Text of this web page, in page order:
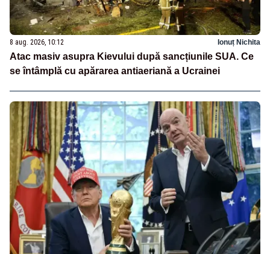
8 aug. 2026, 10:12 Ionuț Nichita
Atac masiv asupra Kievului după sancțiunile SUA. Ce
se întâmplă cu apărarea antiaeriană a Ucrainei